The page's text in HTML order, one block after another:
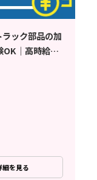
ラック部品の加
OK｜高時給
可〈群馬県太
細を見る